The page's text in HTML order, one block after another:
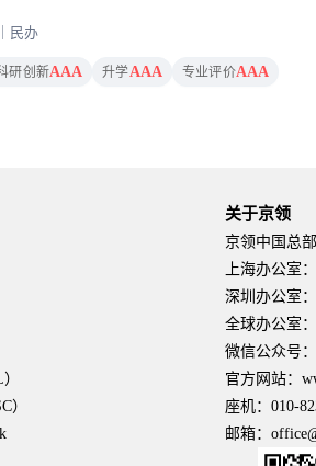
民办
研创新AAA 升学AAA 专业评价AAA
）
关于京领
京领中国总
上海办公室
深圳办公室
全球办公室
微信公众号
官方网站：
座机：010-
邮箱：